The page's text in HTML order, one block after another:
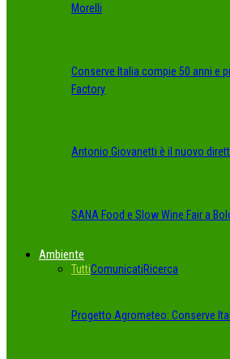
Morelli
Conserve Italia compie 50 anni e
Factory
Antonio Giovanetti è il nuovo
SANA Food e Slow Wine Fair a
Ambiente
TuttiComunicatiRicerca
Progetto Agrometeo: Conserve